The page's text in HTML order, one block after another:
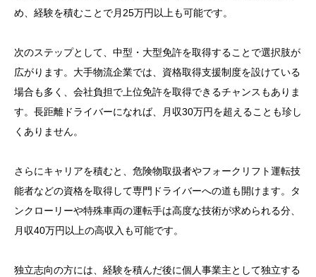
め、経験を積むことで月25万円以上も可能です。
次のステップとして、中型・大型免許を取得することで選択肢が
広がります。大手物流企業では、資格取得支援制度を設けている
場合も多く、会社負担で上位免許を取得できるチャンスもありま
す。長距離ドライバーになれば、月収30万円を超えることも珍し
くありません。
さらにキャリアを積むと、危険物取扱者やフォークリフト運転技
能者などの資格を取得して専門ドライバーへの道も開けます。タ
ンクローリーや特殊車両の運転手は高度な技術が求められる分、
月収40万円以上の高収入も可能です。
独立志向の方には、経験を積んだ後に個人事業主として独立する
めのキャリアパス
収アップの秘訣
5. 今すぐできる！配送ドライバーの仕事で無駄なく効
率的に稼ぐためのルート戦略